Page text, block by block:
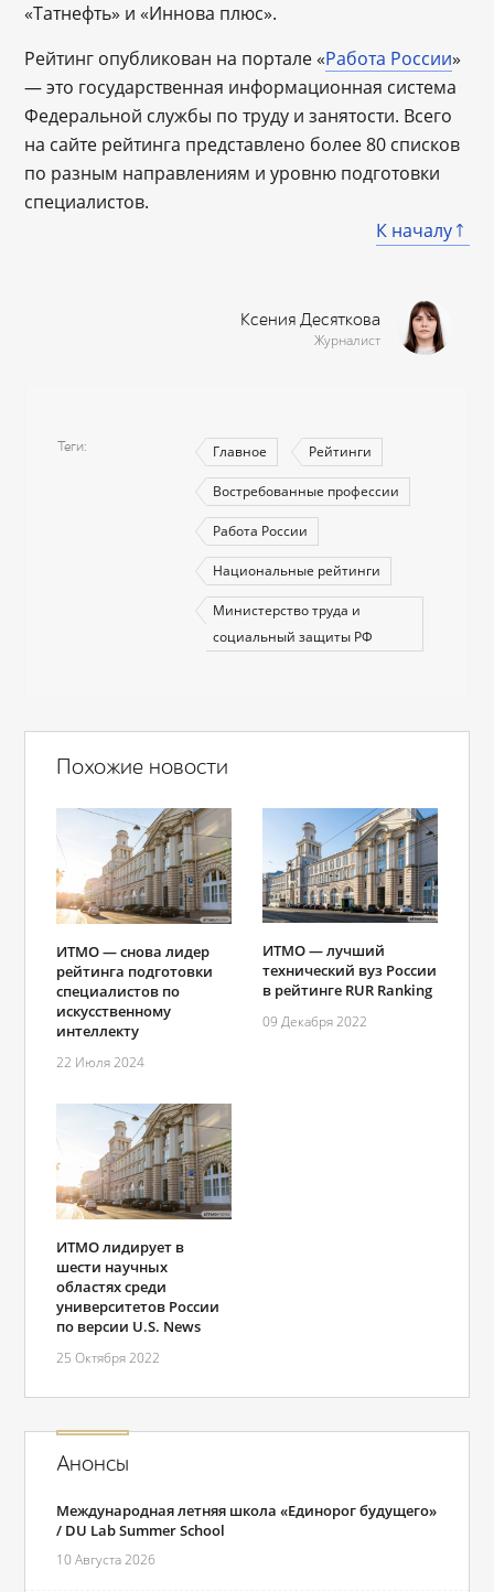
«Татнефть» и «Иннова плюс».
Рейтинг опубликован на портале «Работа России»
— это государственная информационная система
Федеральной службы по труду и занятости. Всего
на сайте рейтинга представлено более 80 списков
по разным направлениям и уровню подготовки
специалистов.
К началу
Ксения Десяткова
Журналист
Теги Главное Рейтинги
Востребованные профессии
Работа России
Национальные рейтинги
Министерство труда и
социальный защиты РФ
Похожие новости
ИТМО — снова лидер
рейтинга подготовки
специалистов по
искусственному
интеллекту
22 Июля 2024
ИТМО ― лучший
технический вуз России
в рейтинге RUR Ranking
09 Декабря 2022
ИТМО лидирует в
шести научных
областях среди
университетов России
по версии U.S. News
25 Октября 2022
Анонсы
Международная летняя школа «Единорог будущего»
/ DU Lab Summer School
10 Августа 2026